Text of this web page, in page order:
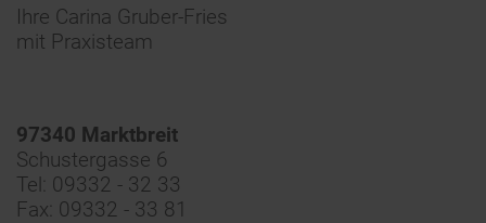
Ihre Carina Gruber-Fries
mit Praxisteam
97340 Marktbreit
Schustergasse 6
Tel: 09332 - 32 33
Fax: 09332 - 33 81